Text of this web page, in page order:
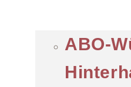
ABO-